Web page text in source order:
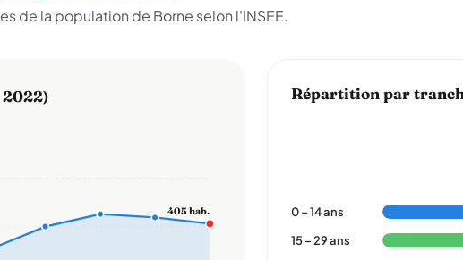
de la population de Borne selon l'INSEE.
2022)
405 hab.
Répartition par
0 – 14 ans
15 – 29 ans